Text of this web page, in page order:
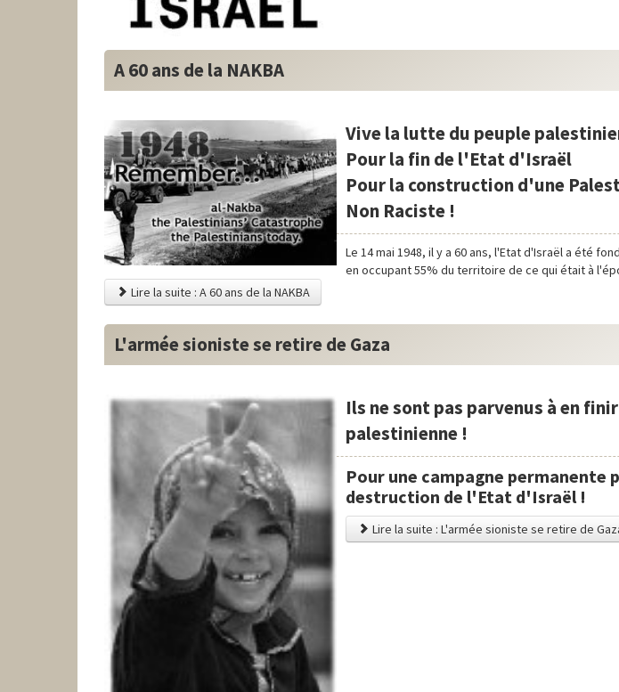
A 60 ans de la NAKBA
Vive la lutte du peuple
Pour la fin de l'Etat d'Israël
Pour la construction d'une
Non Raciste !
Le 14 mai 1948, il y a 60 ans, l'Etat d'Israël a été
en occupant 55% du territoire de ce qui était à
Lire la suite : A 60 ans de la NAKBA
L'armée sioniste se retire de Gaza
Ils ne sont pas parvenus à en
palestinienne !
Pour une campagne
destruction de l'Etat d'Israël !
Lire la suite : L'armée sioniste se retire de